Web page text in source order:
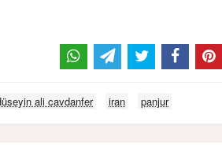
ali cavdanfer iran panjur